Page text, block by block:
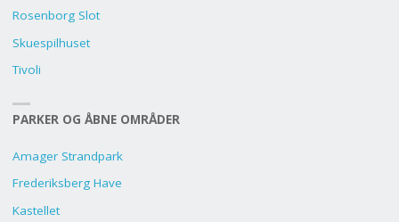
Rosenborg Slot
Skuespilhuset
Tivoli
PARKER OG ÅBNE OMRÅDER
Amager Strandpark
Frederiksberg Have
Kastellet